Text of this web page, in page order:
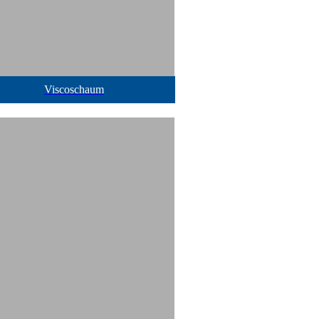
Viscoschaum